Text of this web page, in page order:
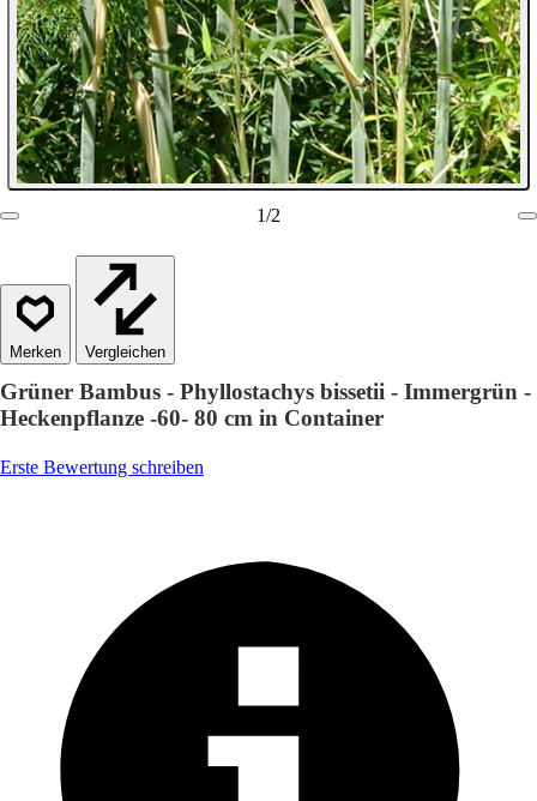
1/2
Vergleichen
Grüner Bambus - Phyllostachys bissetii - Immergrün -
Heckenpflanze -60- 80 cm in Container
Erste Bewertung schreiben